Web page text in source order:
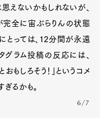
えないかもしれないが、
完全に宙ぶらりんの状態
とっては、12分間が永遠
グラム投稿の反応には、
もしろそう！」というコメ
ぎるかも。
6/7